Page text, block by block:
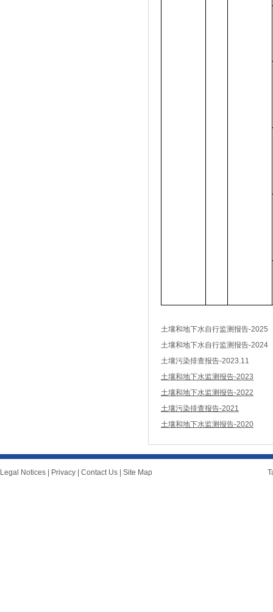
土壤和地下水自行监测报告-2025
土壤和地下水自行监测报告-2024
土壤污染排查报告-2023.11
土壤和地下水监测报告-2023
土壤和地下水监测报告-2022
土壤污染排查报告-2021
土壤和地下水监测报告-2020
Legal Notices Privacy Contact Us Site Map